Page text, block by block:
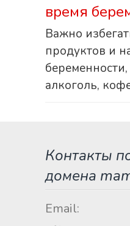
время
Важно
продуктов и
алкоголь,
Контакты
домена
Email: